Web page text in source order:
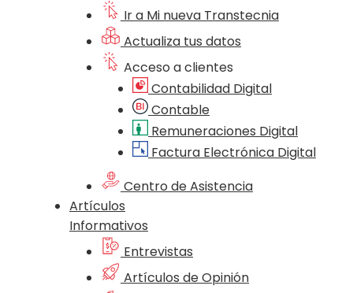
Ir a Mi nueva Transtecnia
Actualiza tus datos
Acceso a clientes
Contabilidad Digital
Contable
Remuneraciones Digital
Factura Electrónica Digital
Centro de Asistencia
Artículos
Informativos
Entrevistas
Artículos de Opinión